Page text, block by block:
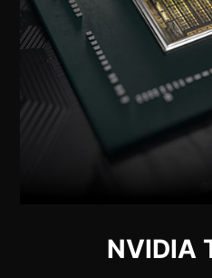
NVIDIA